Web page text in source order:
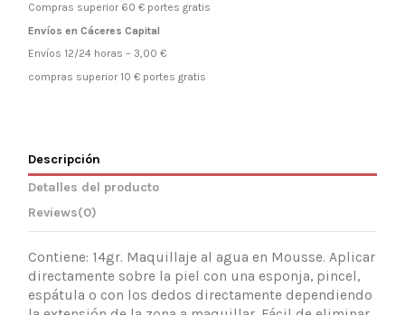
Compras superior 60 € portes gratis
Envíos en Cáceres Capital
Envíos 12/24 horas – 3,00 €
compras superior 10 € portes gratis
Descripción
Detalles del producto
Reviews(0)
Contiene: 14gr. Maquillaje al agua en Mousse. Aplicar
directamente sobre la piel con una esponja, pincel,
espátula o con los dedos directamente dependiendo